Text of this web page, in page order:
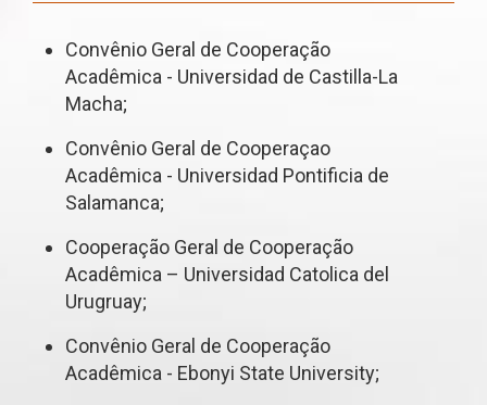
Convênio Geral de Cooperação
Acadêmica - Universidad de Castilla-La
Macha;
Convênio Geral de Cooperaçao
Acadêmica - Universidad Pontificia de
Salamanca;
Cooperação Geral de Cooperação
Acadêmica – Universidad Catolica del
Urugruay;
Convênio Geral de Cooperação
Acadêmica - Ebonyi State University;